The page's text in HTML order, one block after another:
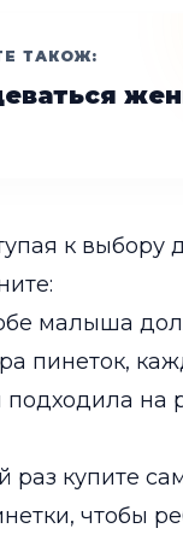
ТАКОЖ:
к выбору
малыша
пинеток,
подходила на
раз купите
чтобы